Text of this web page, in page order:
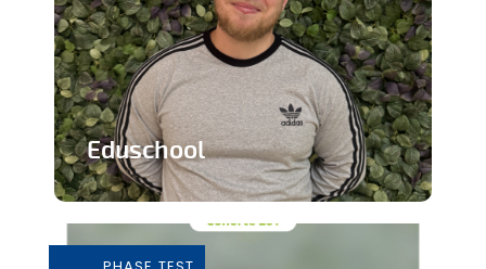
Eduschool
de professeurs en secondaire